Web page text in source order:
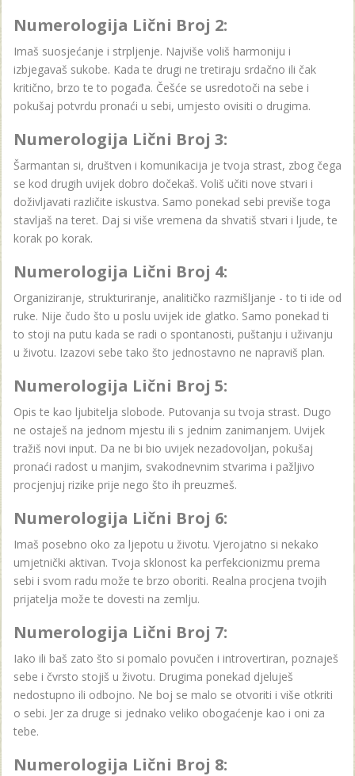
Numerologija Lični Broj 2:
Imaš suosjećanje i strpljenje. Najviše voliš harmoniju i
izbjegavaš sukobe. Kada te drugi ne tretiraju srdačno ili čak
kritično, brzo te to pogađa. Češće se usredotoči na sebe i
pokušaj potvrdu pronaći u sebi, umjesto ovisiti o drugima.
Numerologija Lični Broj 3:
Šarmantan si, društven i komunikacija je tvoja strast, zbog čega
se kod drugih uvijek dobro dočekaš. Voliš učiti nove stvari i
doživljavati različite iskustva. Samo ponekad sebi previše toga
stavljaš na teret. Daj si više vremena da shvatiš stvari i ljude, te
korak po korak.
Numerologija Lični Broj 4:
Organiziranje, strukturiranje, analitičko razmišljanje - to ti ide od
ruke. Nije čudo što u poslu uvijek ide glatko. Samo ponekad ti
to stoji na putu kada se radi o spontanosti, puštanju i uživanju
u životu. Izazovi sebe tako što jednostavno ne napraviš plan.
Numerologija Lični Broj 5:
Opis te kao ljubitelja slobode. Putovanja su tvoja strast. Dugo
ne ostaješ na jednom mjestu ili s jednim zanimanjem. Uvijek
tražiš novi input. Da ne bi bio uvijek nezadovoljan, pokušaj
pronaći radost u manjim, svakodnevnim stvarima i pažljivo
procjenjuj rizike prije nego što ih preuzmeš.
Numerologija Lični Broj 6:
Imaš posebno oko za ljepotu u životu. Vjerojatno si nekako
umjetnički aktivan. Tvoja sklonost ka perfekcionizmu prema
sebi i svom radu može te brzo oboriti. Realna procjena tvojih
prijatelja može te dovesti na zemlju.
Numerologija Lični Broj 7:
Iako ili baš zato što si pomalo povučen i introvertiran, poznaješ
sebe i čvrsto stojiš u životu. Drugima ponekad djeluješ
nedostupno ili odbojno. Ne boj se malo se otvoriti i više otkriti
o sebi. Jer za druge si jednako veliko obogaćenje kao i oni za
tebe.
Numerologija Lični Broj 8: